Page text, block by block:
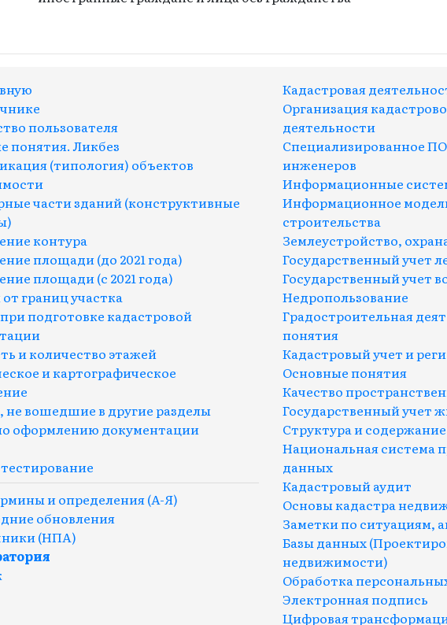
пользователя
понятия. Ликбез
(типология) объектов
части зданий (конструктивные
контура
площади (до 2021 года)
площади (с 2021 года)
границ участка
подготовке кадастровой
и количество этажей
и картографическое
не вошедшие в другие разделы
оформлению документации
и определения (A-Я)
обновления
(НПА)
Кадастровая
Организация
деятельности
Специализированное
инженеров
Информационные
Информационное
строительства
Землеустройство,
Государственный учет
Государственный учет
Недропользование
Градостроительная
понятия
Кадастровый учет и
Основные понятия
Качество
Государственный учет
Структура и
Национальная система
данных
Кадастровый аудит
Основы кадастра
Заметки по ситуациям,
Базы данных
недвижимости)
Обработка
Электронная подпись
Цифровая